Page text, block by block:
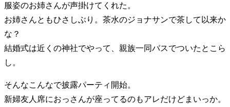
服姿のお姉さんが声掛けてくれた。
お姉さんともひさしぶり。茶水のジョナサンで茶して以来か
な？
結婚式は近くの神社でやって、親族一同バスでついたとこら
し。
そんなこんなで披露パーティ開始。
新婦友人席におっさんが座ってるのもアレだけどまいっか。